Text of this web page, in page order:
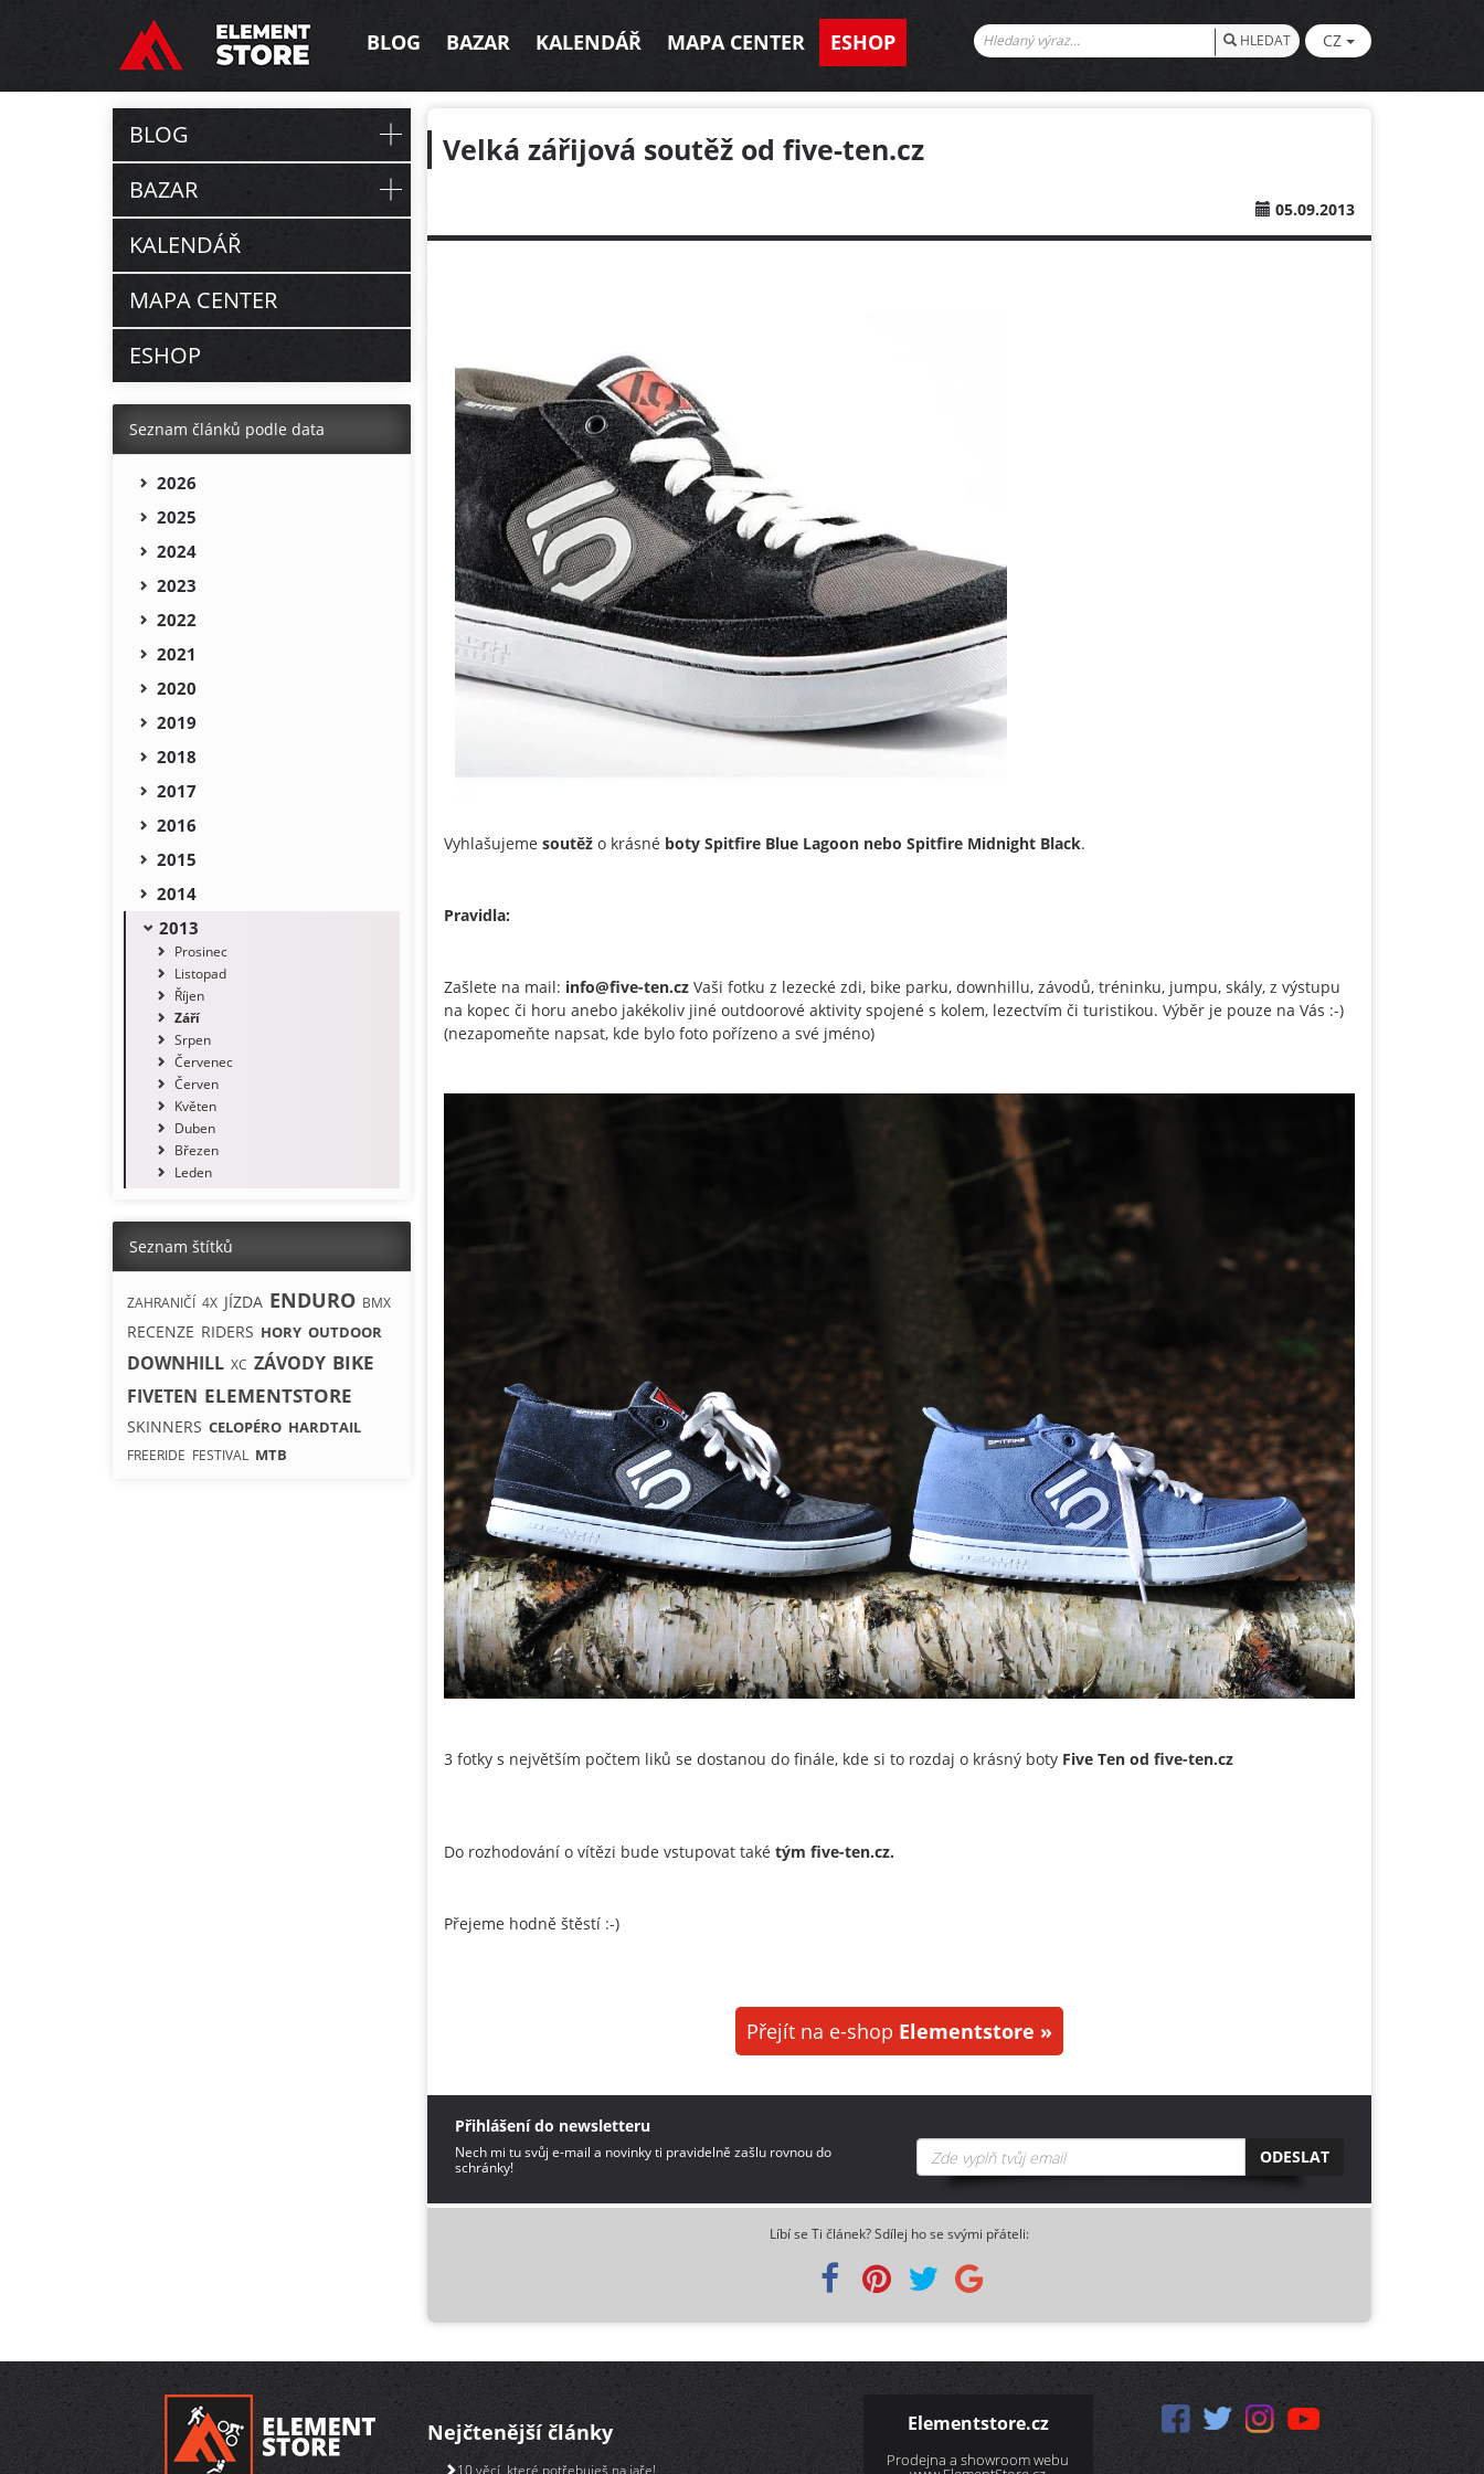
BLOG BAZAR KALENDÁŘ MAPA CENTER ESHOP HLEDAT CZ
Velká zářijová soutěž od five-ten.cz
05.09.2013
Vyhlašujeme soutěž o krásné boty Spitfire Blue Lagoon nebo Spitfire Midnight Black.
Pravidla:
Zašlete na mail: info@five-ten.cz Vaši fotku z lezecké zdi, bike parku, downhillu, závodů, tréninku, jumpu, skály, z výstupu
na kopec či horu anebo jakékoliv jiné outdoorové aktivity spojené s kolem, lezectvím či turistikou. Výběr je pouze na Vás :-)
(nezapomeňte napsat, kde bylo foto pořízeno a své jméno)
3 fotky s největším počtem liků se dostanou do finále, kde si to rozdaj o krásný boty Five Ten od five-ten.cz
Do rozhodování o vítězi bude vstupovat také tým five-ten.cz.
Přejeme hodně štěstí :-)
Přejít na e-shop Elementstore »
Přihlášení do newsletteru
Nech mi tu svůj e-mail a novinky ti pravidelně zašlu rovnou do
schránky!
ODESLAT
Líbí se Ti článek? Sdílej ho se svými přáteli:
BLOG
BAZAR
KALENDÁŘ
MAPA CENTER
ESHOP
Seznam článků podle data
2026
2025
2024
2023
2022
2021
2020
2019
2018
2017
2016
2015
2014
2013
Prosinec
Listopad
Říjen
Září
Srpen
Červenec
Červen
Květen
Duben
Březen
Leden
Seznam štítků
ZAHRANIČÍ 4X JÍZDA ENDURO BMX
RECENZE RIDERS HORY OUTDOOR
DOWNHILL XC ZÁVODY BIKE
FIVETEN ELEMENTSTORE
SKINNERS CELOPÉRO HARDTAIL
FREERIDE FESTIVAL MTB
Nejčtenější články
10 věcí, které potřebuješ na jaře!
Elementstore.cz
Prodejna a showroom webu